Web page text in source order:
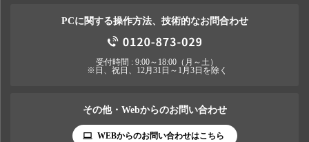
PCに関する操作方法、技術的なお問合わせ
受付時間 : 9:00～18:00（月～土）
※日、祝日、12月31日～1月3日を除く
その他・Webからのお問い合わせ
WEBからのお問い合わせはこちら